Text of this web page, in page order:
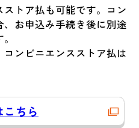
トア払も可能です。コン
お申込み手続き後に別途
コンビニエンスストア払は
こちら